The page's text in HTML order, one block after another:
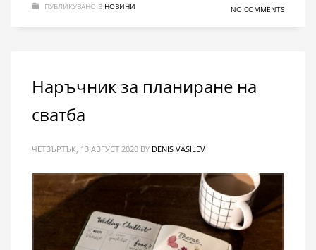
ПУБЛИКУВАНО В НОВИНИ NO COMMENTS
Наръчник за планиране на
сватба
ЧЕТВЪРТЪК, 13 АВГУСТ 2020 BY DENIS VASILEV